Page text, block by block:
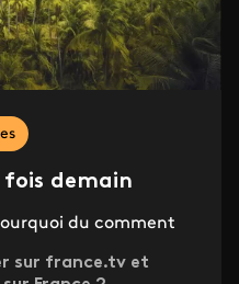
demain
du comment
sur france.tv et